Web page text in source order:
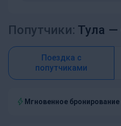
Попутчики: Тула —
Поездка с
попутчиками
Мгновенное бронирование